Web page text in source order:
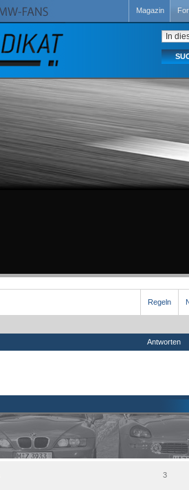
Magazin
Regeln
Antworten
3